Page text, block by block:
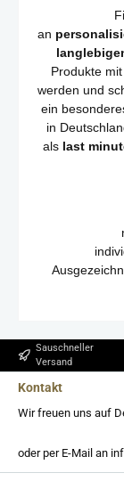
an
Produkte
werden und
ein
in
als last
Sauschneller
Versand
Kontakt
Wir freuen uns auf
oder per E-Mail an